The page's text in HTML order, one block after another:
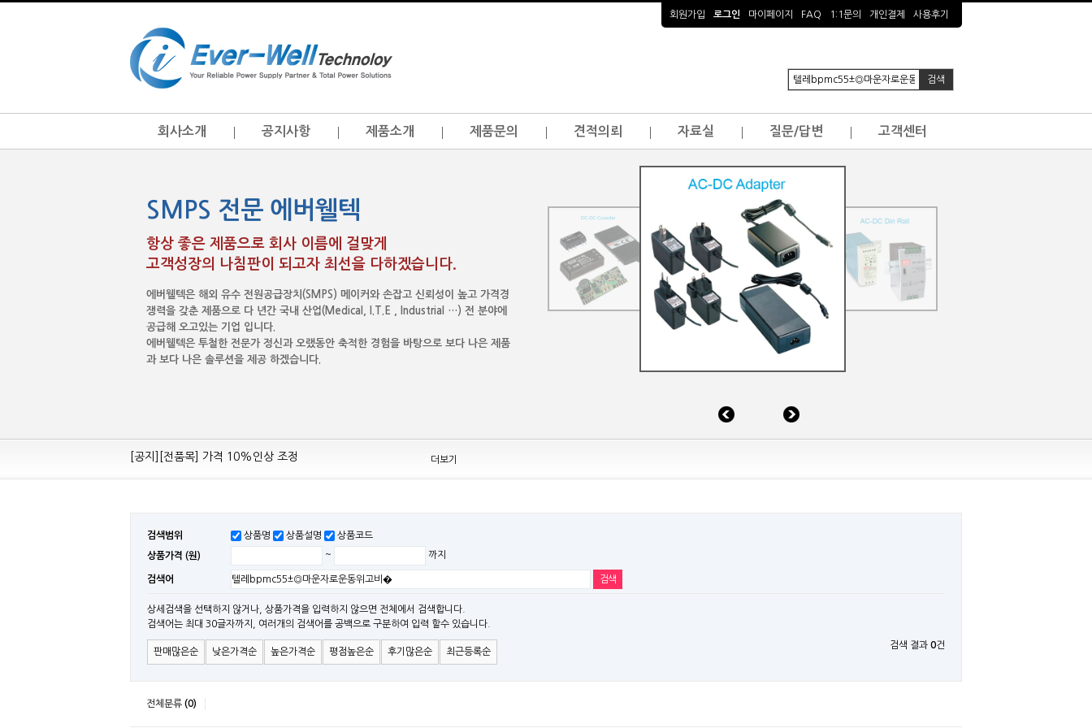
회원가입 로그인 마이페이지 FAQ 1:1문의 개인결제 사용후기
회사소개 공지사항 제품소개 제품문의 견적의뢰 자료실 질문/답변 고객센터
SMPS 전문 에버웰텍
항상 좋은 제품으로 회사 이름에 걸맞게
고객성장의 나침판이 되고자 최선을 다하겠습니다.
에버웰텍은 해외 유수 전원공급장치(SMPS) 메이커와 손잡고 신뢰성이 높고 가격경
쟁력을 갖춘 제품으로 다 년간 국내 산업(Medical, I.T.E , Industrial …) 전 분야에
공급해 오고있는 기업 입니다.
에버웰텍은 투철한 전문가 정신과 오랬동안 축적한 경험을 바탕으로 보다 나은 제품
과 보다 나은 솔루션을 제공 하겠습니다.
[공지][전품목] 가격 10%인상 조정
[공지][민웰] 전품목 가격 조정의건
[공지]기본 배송비 인상의 건
[공지]SMPS 저가형 [기획상품] 출시
[공지]12W~300W Medical Adapter"2017 NEW MODEL"[ADT] 출시
[공지][민웰] [민웰] 인버터 "정현파 / 유사 정현파" 시리즈 제품을 출시
[공지][민웰] LED 방수형 (CLG / CEN / HLG)시리즈 제품 출시
[공지][Mean Well 제품 전품목] 10% 가격 인하 조정
더보기
검색범위 상품명 상품설명 상품코드
상품가격 (원) ~ 까지
검색어
상세검색을 선택하지 않거나, 상품가격을 입력하지 않으면 전체에서 검색합니다.
검색어는 최대 30글자까지, 여러개의 검색어를 공백으로 구분하여 입력 할수 있습니다.
판매많은순 낮은가격순 높은가격순 평점높은순 후기많은순 최근등록순
검색 결과 0건
전체분류 (0)